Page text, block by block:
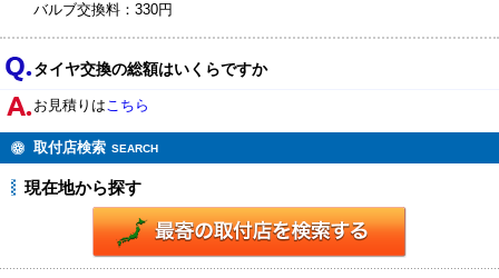
バルブ交換料：330円
タイヤ交換の総額はいくらですか
お見積りはこちら
取付店検索 SEARCH
現在地から探す